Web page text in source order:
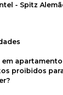
- Spitz
em apartamento
proibidos